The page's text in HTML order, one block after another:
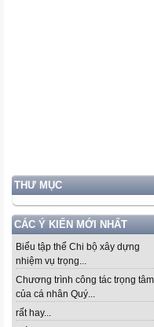
THƯ MỤC
CÁC Ý KIẾN MỚI NHẤT
Biểu tập thể Chi bộ xây dựng
nhiệm vụ trọng...
Chương trình công tác trọng tâm
của cá nhân Quý...
rất hay...